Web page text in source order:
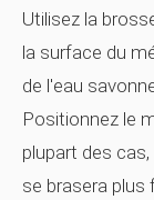
Utilisez la
la surface du
de l'eau
Positionnez le
plupart des
se brasera plus